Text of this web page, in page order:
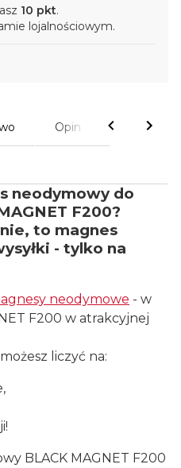
10 pkt.
lojalnościowym.
Opinie
neodymowy do
F200?
to magnes
- tylko na
neodymowe - w
F200 w atrakcyjnej
liczyć na:
BLACK MAGNET F200